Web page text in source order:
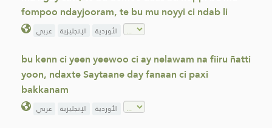
fompoo ndayjooram, te bu mu noyyi ci ndab li
عربي الإنجليزية الأوردية
bu kenn ci yeen yeewoo ci ay nelawam na fiiru ñatti
yoon, ndaxte Saytaane day fanaan ci paxi
bakkanam
عربي الإنجليزية الأوردية